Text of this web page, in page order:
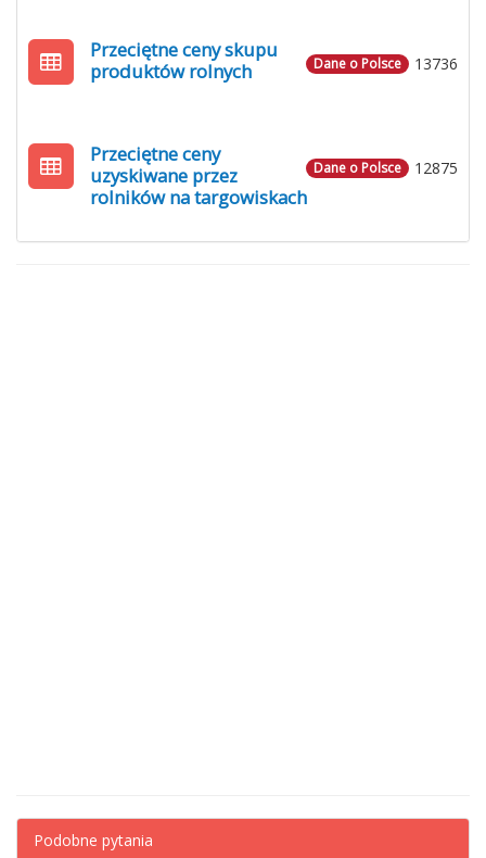
13736
Dane o Polsce
Przeciętne ceny skupu
produktów rolnych
12875
Dane o Polsce
Przeciętne ceny
uzyskiwane przez
rolników na targowiskach
Podobne pytania